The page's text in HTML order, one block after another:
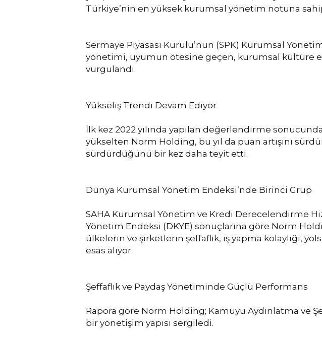
Türkiye’nin en yüksek kurumsal yönetim notuna
Sermaye Piyasası Kurulu’nun (SPK) Kurumsal
yönetimi, uyumun ötesine geçen, kurumsal kültüre
vurgulandı.
Yükseliş Trendi Devam Ediyor
İlk kez 2022 yılında yapılan değerlendirme
yükselten Norm Holding, bu yıl da puan artışını
sürdürdüğünü bir kez daha teyit etti.
Dünya Kurumsal Yönetim Endeksi’nde Birinci Grup
SAHA Kurumsal Yönetim ve Kredi Derecelendirme
Yönetim Endeksi (DKYE) sonuçlarına göre Norm
ülkelerin ve şirketlerin şeffaflık, iş yapma kolaylığı,
esas alıyor.
Şeffaflık ve Paydaş Yönetiminde Güçlü Performans
Rapora göre Norm Holding; Kamuyu Aydınlatma ve
bir yönetişim yapısı sergiledi.